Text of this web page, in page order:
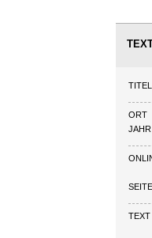
TITEL
ORT
JAHR
SEITE
TEXT